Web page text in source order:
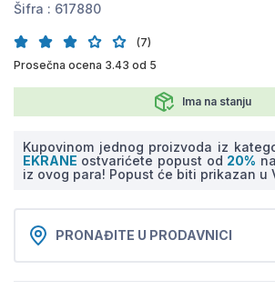
Šifra : 617880
(7)
Prosečna ocena 3.43 od 5
Ima na stanju
Kupovinom jednog proizvoda iz
EKRANE ostvarićete popust od 20%
iz ovog para! Popust će biti prikazan u
PRONAĐITE U PRODAVNICI